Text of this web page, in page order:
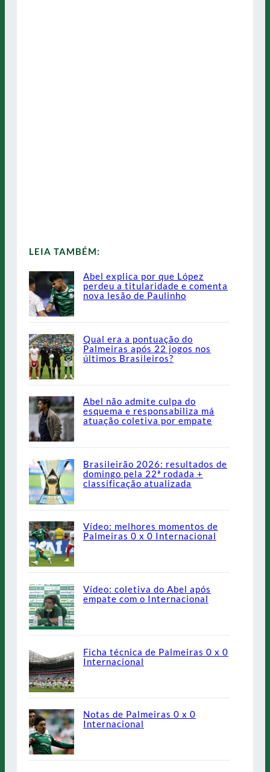
LEIA TAMBÉM:
Abel explica por que López
perdeu a titularidade e comenta
nova lesão de Paulinho
Qual era a pontuação do
Palmeiras após 22 jogos nos
últimos Brasileiros?
Abel não admite culpa do
esquema e responsabiliza má
atuação coletiva por empate
Brasileirão 2026: resultados de
domingo pela 22ª rodada +
classificação atualizada
Vídeo: melhores momentos de
Palmeiras 0 x 0 Internacional
Vídeo: coletiva do Abel após
empate com o Internacional
Ficha técnica de Palmeiras 0 x 0
Internacional
Notas de Palmeiras 0 x 0
Internacional